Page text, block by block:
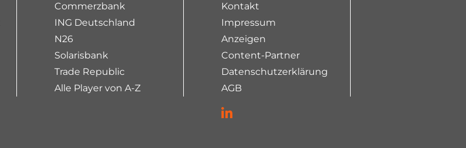
Commerzbank
ING Deutschland
N26
Solarisbank
Trade Republic
Alle Player von A-Z
Kontakt
Impressum
Anzeigen
Content-Partner
Datenschutzerklärung
AGB